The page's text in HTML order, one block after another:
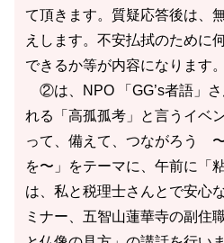
て頂きます。質疑応答後は、
えします。不安払拭のために
できるか等が内容になります。
②は、NPO 「GG’s者語」さ
れる「高孤孤考」と言うイベ
って、備えて、つながろう
を〜」をテーマに、午前に「
は、私と税理士さんとで安心
ミナー、五智山蓮華寺の副住